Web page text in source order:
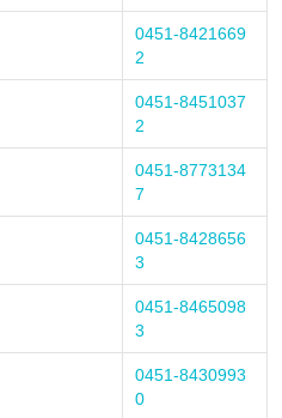
0451-8421669
2
0451-8451037
2
0451-8773134
7
0451-8428656
3
0451-8465098
3
0451-8430993
0